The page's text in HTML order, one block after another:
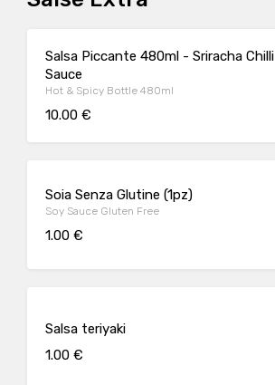
Salsa Piccante 480ml - Sriracha Chilli
Sauce
Hot & Spicy Bottle 480ml
10.00 €
Soia Senza Glutine (1pz)
Soy Sauce Gluten Free
1.00 €
Salsa teriyaki
1.00 €